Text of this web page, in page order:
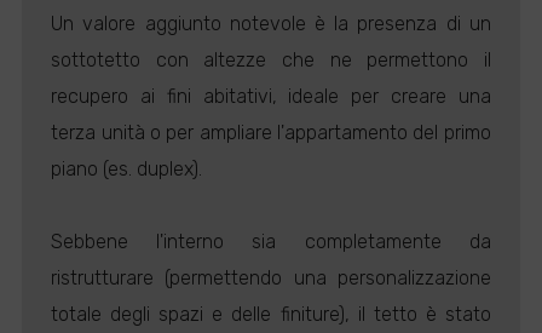
Un valore aggiunto notevole è la presenza di un
sottotetto con altezze che ne permettono il
recupero ai fini abitativi, ideale per creare una
terza unità o per ampliare l'appartamento del primo
piano (es. duplex).
Sebbene l'interno sia completamente da
ristrutturare (permettendo una personalizzazione
totale degli spazi e delle finiture), il tetto è stato